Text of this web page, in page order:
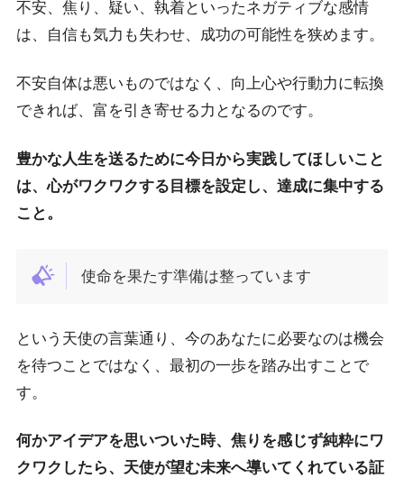
不安、焦り、疑い、執着といったネガティブな感情
は、自信も気力も失わせ、成功の可能性を狭めます。
不安自体は悪いものではなく、向上心や行動力に転換
できれば、富を引き寄せる力となるのです。
豊かな人生を送るために今日から実践してほしいこと
は、心がワクワクする目標を設定し、達成に集中する
こと。
使命を果たす準備は整っています
という天使の言葉通り、今のあなたに必要なのは機会
を待つことではなく、最初の一歩を踏み出すことで
す。
何かアイデアを思いついた時、焦りを感じず純粋にワ
クワクしたら、天使が望む未来へ導いてくれている証